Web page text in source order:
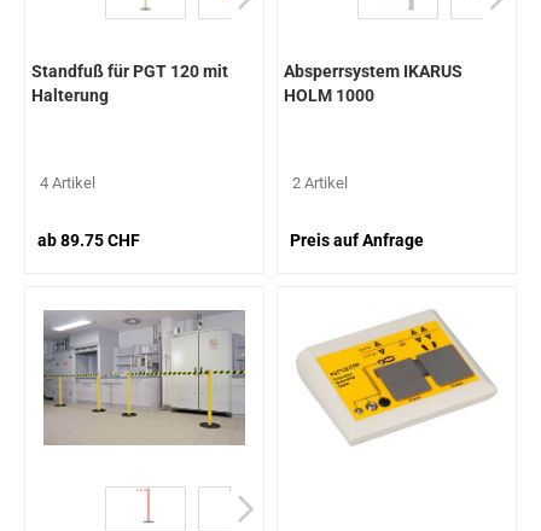
Standfuß für PGT 120 mit
Halterung
4 Artikel
ab 89.75 CHF
Absperrsystem IKARUS
HOLM 1000
2 Artikel
Preis auf Anfrage